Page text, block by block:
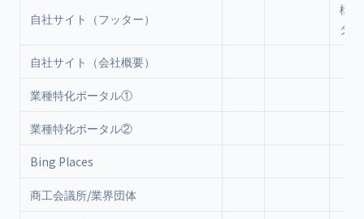
自社サイト（フッター）
構
タも
自社サイト（会社概要）
業種特化ポータル①
業種特化ポータル②
Bing Places
商工会議所/業界団体